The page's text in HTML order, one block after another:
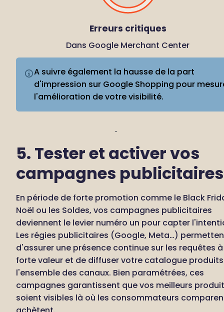
Erreurs critiques
Dans Google Merchant Center
A suivre également la hausse de la part
d'impression sur Google Shopping pour
l'amélioration de votre visibilité.
5. Tester et activer vos
campagnes publicitaires
En période de forte promotion comme le Black
Noël ou les Soldes, vos campagnes publicitaires
deviennent le levier numéro un pour capter
Les régies publicitaires (Google, Meta…)
d'assurer une présence continue sur les requêtes à
forte valeur et de diffuser votre catalogue
l'ensemble des canaux. Bien paramétrées, ces
campagnes garantissent que vos meilleurs
soient visibles là où les consommateurs